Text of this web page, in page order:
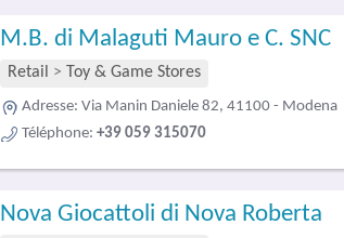
M.B. di Malaguti Mauro e C. SNC
Retail > Toy & Game Stores
Adresse: Via Manin Daniele 82, 41100 - Modena
Téléphone: +39 059 315070
Nova Giocattoli di Nova Roberta